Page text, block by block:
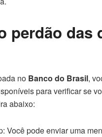
perdão das
no Banco do Brasil,
para verificar se
abaixo:
Você pode enviar uma